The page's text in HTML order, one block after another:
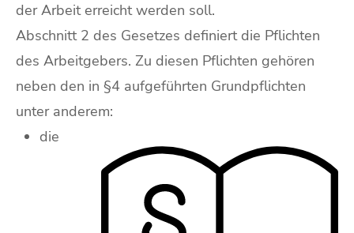
der Arbeit erreicht werden soll.
Abschnitt 2 des Gesetzes definiert die Pflichten
des Arbeitgebers. Zu diesen Pflichten gehören
neben den in §4 aufgeführten Grundpflichten
unter anderem:
die